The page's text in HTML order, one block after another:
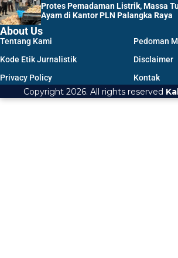
Protes Pemadaman Listrik, Massa
Ayam di Kantor PLN Palangka Raya
About Us
Tentang Kami
Pedoman
Kode Etik Jurnalistik
Disclaimer
Privacy Policy
Kontak
Copyright 2026. All rights reserved